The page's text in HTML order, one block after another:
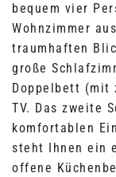
bequem vier
Wohnzimmer
traumhaften
große
Doppelbett (mit
TV. Das zweite
komfortablen
steht Ihnen ein
offene